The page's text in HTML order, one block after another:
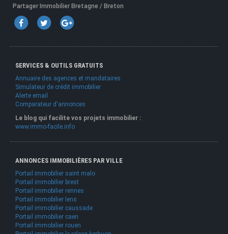
Partager Immobilier Bretagne / Breton
SERVICES & OUTILS GRATUITS
Annuaire des agences et mandataires
Simulateur de crédit immobilier
Alerte email
Comparateur d'annonces
Le blog qui facilite vos projets immobilier :
www.immo-facile.info
ANNONCES IMMOBILIÈRES PAR VILLE
Portail immobilier saint malo
Portail immobilier brest
Portail immobilier rennes
Portail immobilier lens
Portail immobilier caussade
Portail immobilier caen
Portail immobilier rouen